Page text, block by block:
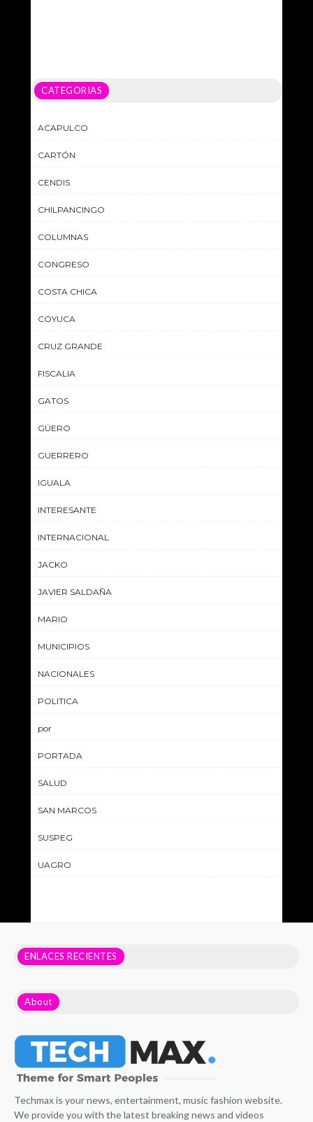
CATEGORIAS
ACAPULCO
CARTÓN
CENDIS
CHILPANCINGO
COLUMNAS
CONGRESO
COSTA CHICA
COYUCA
CRUZ GRANDE
FISCALIA
GATOS
GÜERO
GUERRERO
IGUALA
INTERESANTE
INTERNACIONAL
JACKO
JAVIER SALDAÑA
MARIO
MUNICIPIOS
NACIONALES
POLITICA
por
PORTADA
SALUD
SAN MARCOS
SUSPEG
UAGRO
ENLACES RECIENTES
About
Techmax is your news, entertainment, music fashion website.
We provide you with the latest breaking news and videos